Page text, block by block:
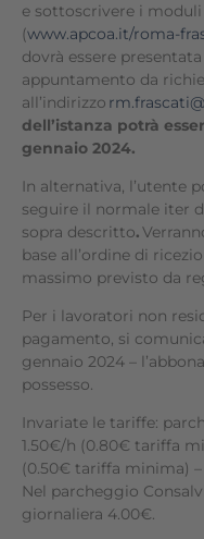
e sottoscrivere i
(www.apcoa.it/roma-
dovrà essere
appuntamento da
all’indirizzo
dell’istanza potrà
gennaio 2024.
In alternativa, l’utente
seguire il normale iter
sopra descritto.
base all’ordine di
massimo previsto da
Per i lavoratori non
pagamento, si
gennaio 2024 –
possesso.
Invariate le tariffe:
1.50€/h (0.80€ tariffa
(0.50€ tariffa minima)
Nel parcheggio
giornaliera 4.00€.